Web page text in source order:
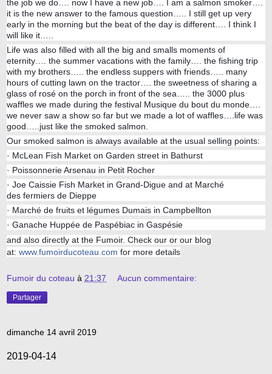
the job we do…. now I have a new job…. I am a salmon smoker….
it is the new answer to the famous question….. I still get up very
early in the morning but the beat of the day is different…. I think I
will like it…..
Life was also filled with all the big and smalls moments of
eternity…. the summer vacations with the family…. the fishing trip
with my brothers….. the endless suppers with friends….. many
hours of cutting lawn on the tractor…. the sweetness of sharing a
glass of rosé on the porch in front of the sea….. the 3000 plus
waffles we made during the festival Musique du bout du monde….
we never saw a show so far but we made a lot of waffles….life was
good…..just like the smoked salmon.
Our smoked salmon is always available at the usual selling points:
· McLean Fish Market on Garden street in Bathurst
· Poissonnerie Arsenau in Petit Rocher
· Joe Caissie Fish Market in Grand-Digue and at Marché
des fermiers de Dieppe
· Marché de fruits et légumes Dumais in Campbellton
· Ganache Huppée de Paspébiac in Gaspésie
and also directly at the Fumoir. Check our or our blog
at: www.fumoirducoteau.com for more details
Fumoir du coteau à 21:37 Aucun commentaire:
Partager
dimanche 14 avril 2019
2019-04-14